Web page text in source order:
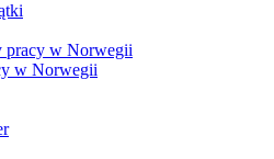
pracy w Norwegii
w Norwegii